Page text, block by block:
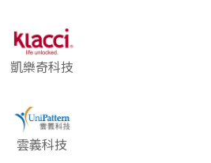
凱樂奇科技
雲義科技